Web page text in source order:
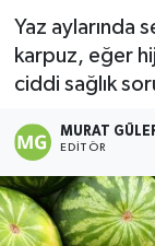
Yaz aylarında
karpuz, eğer
ciddi sağlık
MURAT
EDITÖR
Dünya
Eğitim
Ekonomi
Genel
Tüm
Son
Haber